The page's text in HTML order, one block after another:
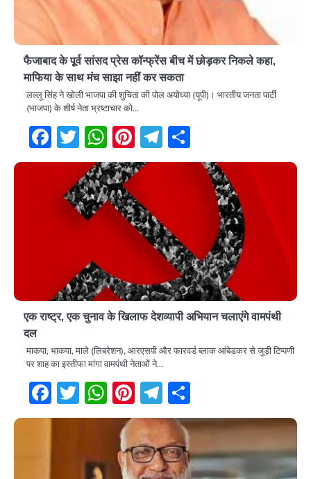
फैजाबाद के पूर्व सांसद प्रेस कॉन्फ्रेंस बीच में छोड़कर निकले कहा,
माफिया के साथ मंच साझा नहीं कर सकता
लल्लू सिंह ने खोली भाजपा की शुचिता की पोल अयोध्या (यूपी)। भारतीय जनता पार्टी
(भाजपा) के शीर्ष नेता भ्रष्टाचार को…
Facebook
Twitter
WhatsApp
Pinterest
Telegram
एक राष्ट्र, एक चुनाव के खिलाफ देशव्यापी अभियान चलाएंगे वामपंथी
दल
माकपा, भाकपा, माले (लिबरेशन), आरएसपी और फारवर्ड ब्लाक आंबेडकर से जुड़ी टिप्पणी
पर शाह का इस्तीफा मांगा वामपंथी नेताओं ने…
Facebook
Twitter
WhatsApp
Pinterest
Telegram